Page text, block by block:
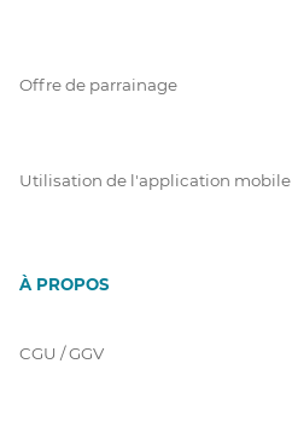
Offre de parrainage
Utilisation de l'application mobile
À PROPOS
CGU / GGV